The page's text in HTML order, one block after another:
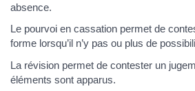
absence.
Le pourvoi en cassation permet de
forme lorsqu’il n’y pas ou plus de
La révision permet de contester un
éléments sont apparus.